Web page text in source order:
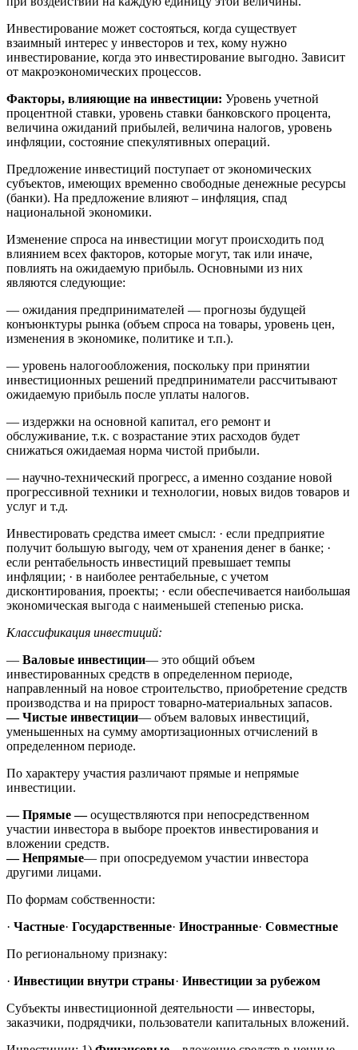
Инвестирование может состояться, когда существует
взаимный интерес у инвесторов и тех, кому нужно
инвестирование, когда это инвестирование выгодно. Зависит
от макроэкономических процессов.
Факторы, влияющие на инвестиции: Уровень учетной
процентной ставки, уровень ставки банковского процента,
величина ожиданий прибылей, величина налогов, уровень
инфляции, состояние спекулятивных операций.
Предложение инвестиций поступает от экономических
субъектов, имеющих временно свободные денежные ресурсы
(банки). На предложение влияют – инфляция, спад
национальной экономики.
Изменение спроса на инвестиции могут происходить под
влиянием всех факторов, которые могут, так или иначе,
повлиять на ожидаемую прибыль. Основными из них
являются следующие:
— ожидания предпринимателей — прогнозы будущей
конъюнктуры рынка (объем спроса на товары, уровень цен,
изменения в экономике, политике и т.п.).
— уровень налогообложения, поскольку при принятии
инвестиционных решений предприниматели рассчитывают
ожидаемую прибыль после уплаты налогов.
— издержки на основной капитал, его ремонт и
обслуживание, т.к. с возрастание этих расходов будет
снижаться ожидаемая норма чистой прибыли.
— научно-технический прогресс, а именно создание новой
прогрессивной техники и технологии, новых видов товаров и
услуг и т.д.
Инвестировать средства имеет смысл: · если предприятие
получит большую выгоду, чем от хранения денег в банке; ·
если рентабельность инвестиций превышает темпы
инфляции; · в наиболее рентабельные, с учетом
дисконтирования, проекты; · если обеспечивается наибольшая
экономическая выгода с наименьшей степенью риска.
Классификация инвестиций:
— Валовые инвестиции— это общий объем
инвестированных средств в определенном периоде,
направленный на новое строительство, приобретение средств
производства и на прирост товарно-материальных запасов.
— Чистые инвестиции— объем валовых инвестиций,
уменьшенных на сумму амортизационных отчислений в
определенном периоде.
По характеру участия различают прямые и непрямые
инвестиции.
— Прямые —осуществляются при непосредственном
участии инвестора в выборе проектов инвестирования и
вложении средств.
— Непрямые— при опосредуемом участии инвестора
другими лицами.
По формам собственности:
· Частные· Государственные· Иностранные· Совместные
По региональному признаку:
· Инвестиции внутри страны· Инвестиции за рубежом
Субъекты инвестиционной деятельности — инвесторы,
заказчики, подрядчики, пользователи капитальных вложений.